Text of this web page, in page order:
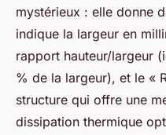
mystérieux : elle donne
indique la largeur en
rapport hauteur/largeur
% de la largeur), et le «
structure qui offre une
dissipation thermique